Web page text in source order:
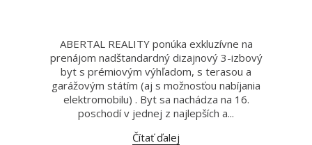
ABERTAL REALITY ponúka exkluzívne na
prenájom nadštandardný dizajnový 3-izbový
byt s prémiovým výhľadom, s terasou a
garážovým státím (aj s možnosťou nabíjania
elektromobilu) . Byt sa nachádza na 16.
poschodí v jednej z najlepších a...
Čítať ďalej